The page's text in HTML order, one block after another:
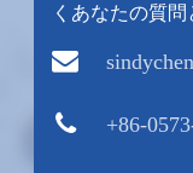
くあなたの質問
+86-